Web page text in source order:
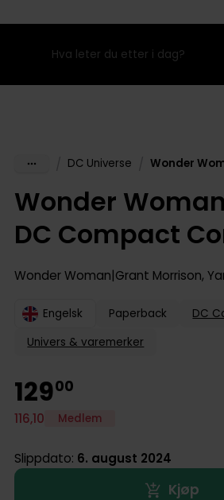
DC Universe
Wonder
DC Compact
Wonder Woman Grant Morrison,
Engelsk Paperback DC
Univers & varemerker
12900
116,10 Medlem
Slippdato: 6. august 2024
Kjøp